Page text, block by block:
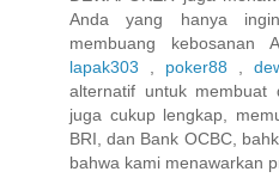
Anda yang hanya
membuang kebosanan
lapak303
poker88 ,
alternatif untuk membuat
juga cukup lengkap,
BRI, dan Bank OCBC,
bahwa kami menawarkan